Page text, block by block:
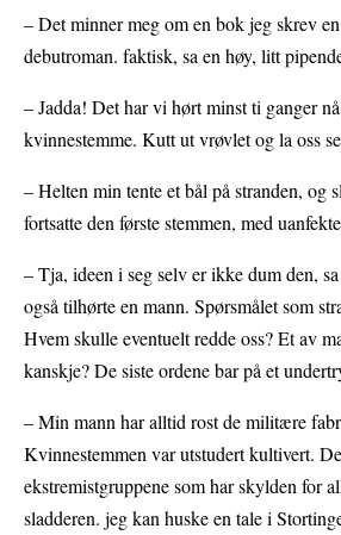
– Det minner meg om en bok jeg skrev
debutroman. faktisk, sa en høy, litt
– Jadda! Det har vi hørt minst ti ganger
kvinnestemme. Kutt ut vrøvlet og la oss
– Helten min tente et bål på stranden, og
fortsatte den første stemmen, med
– Tja, ideen i seg selv er ikke dum den,
også tilhørte en mann. Spørsmålet som
Hvem skulle eventuelt redde oss? Et av
kanskje? De siste ordene bar på et
– Min mann har alltid rost de militære
Kvinnestemmen var utstudert kultivert.
ekstremistgruppene som har skylden for
sladderen. jeg kan huske en tale i